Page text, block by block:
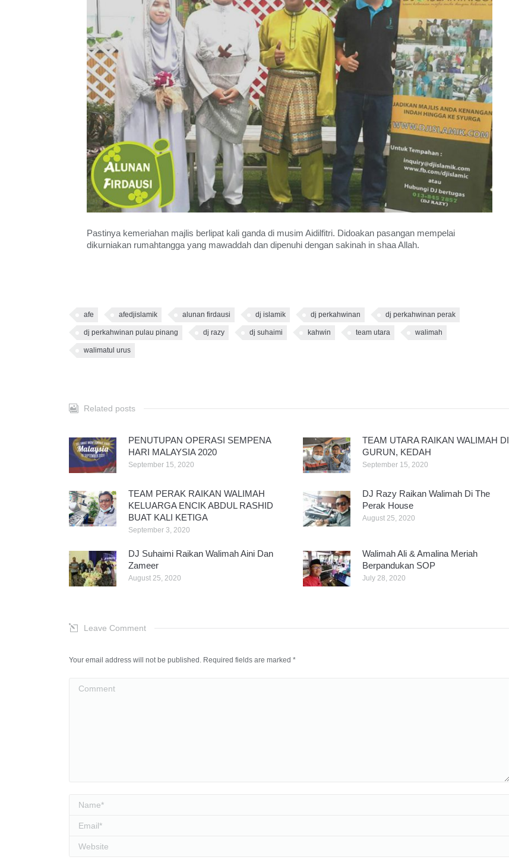
Pastinya kemeriahan majlis berlipat kali ganda di musim Aidilfitri. Didoakan pasangan mempelai
dikurniakan rumahtangga yang mawaddah dan dipenuhi dengan sakinah in shaa Allah.
afe afedjislamik alunan firdausi dj islamik dj perkahwinan dj perkahwinan perak
dj perkahwinan pulau pinang dj razy dj suhaimi kahwin team utara walimah
walimatul urus
Related posts
PENUTUPAN OPERASI SEMPENA
HARI MALAYSIA 2020
September 15, 2020
TEAM UTARA RAIKAN WALIMAH DI
GURUN, KEDAH
September 15, 2020
TEAM PERAK RAIKAN WALIMAH
KELUARGA ENCIK ABDUL RASHID
BUAT KALI KETIGA
September 3, 2020
DJ Razy Raikan Walimah Di The
Perak House
August 25, 2020
DJ Suhaimi Raikan Walimah Aini Dan
Zameer
August 25, 2020
Walimah Ali & Amalina Meriah
Berpandukan SOP
July 28, 2020
Leave Comment
Your email address will not be published. Required fields are marked *
Name *
Email *
Website